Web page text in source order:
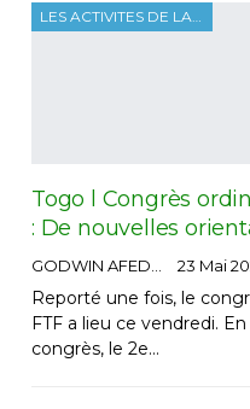
Togo l Congrès
: De nouvelles
GODWIN AFEDO 23 Mai
Reporté une fois, le
FTF a lieu ce vendredi.
congrès, le 2e…